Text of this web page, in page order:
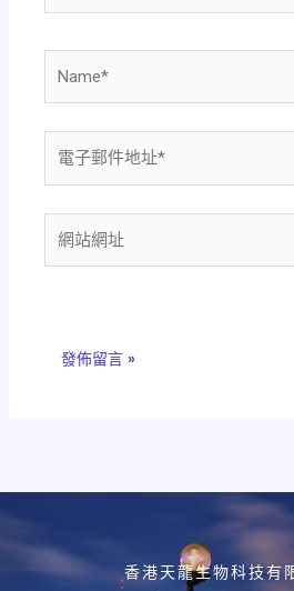
子
地
站
香港天龍生物科技有